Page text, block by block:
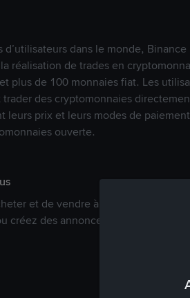
dans le monde, Binance
réalisation de trades en
plus de 100 monnaies fiat. Les
des cryptomonnaies
leurs prix et leurs modes de paiement
ouverte.
et de vendre à votre prix. Achetez
des annonces commerciales